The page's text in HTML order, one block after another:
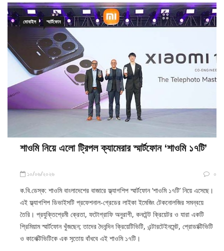
মোবাইল স্মার্টফোন
শাওমি নিয়ে এলো ট্রিপল ক্যামেরার স্মার্টফোন ‘শাওমি ১৭টি’
১০/০৬/২০২৬ ০
ক.বি.ডেস্ক: শাওমি বাংলাদেশের বাজারে ফ্ল্যাগশিপ স্মার্টফোন ‘শাওমি ১৭টি’ নিয়ে এসেছে।
এই ফ্ল্যাগশিপ ডিভাইসটি প্রফেশনাল-গ্রেডের লাইকা ইমেজিং টেকনোলজির সমন্বয়ে
তৈরি। প্রযুক্তিপ্রেমী ক্রেতা, ফটোগ্রাফি অনুরাগী, কনটেন্ট ক্রিয়েটর ও যারা একটি
প্রিমিয়াম স্মার্টফোন খুঁজছেন; তাদের দৈনন্দিন ক্রিয়েটিভিটি, এন্টারটেইনমেন্ট, প্রোডাক্টিভিটি
ও কানেক্টিভিটিকে এক সুতোয় বাঁধবে এই শাওমি ১৭টি।